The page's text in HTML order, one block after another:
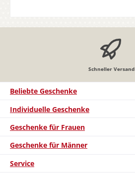
Schneller Versand
Beliebte Geschenke
Individuelle Geschenke
Geschenke für Frauen
Geschenke für Männer
Service